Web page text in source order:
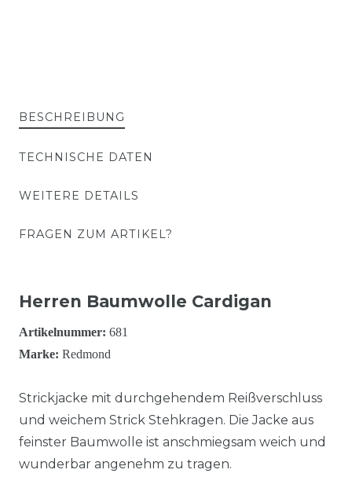
BESCHREIBUNG
TECHNISCHE DATEN
WEITERE DETAILS
FRAGEN ZUM ARTIKEL?
Herren Baumwolle Cardigan
Artikelnummer: 681
Marke: Redmond
Strickjacke mit durchgehendem Reißverschluss
und weichem Strick Stehkragen. Die Jacke aus
feinster Baumwolle ist anschmiegsam weich und
wunderbar angenehm zu tragen.